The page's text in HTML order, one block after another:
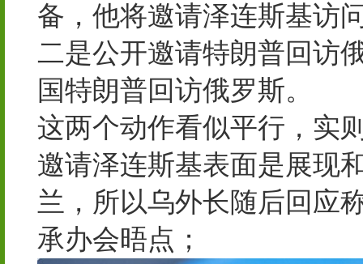
备，他将邀请泽连斯基访
二是公开邀请特朗普回访
国特朗普回访俄罗斯。
这两个动作看似平行，实
邀请泽连斯基表面是展现
兰，所以乌外长随后回应
承办会晤点；